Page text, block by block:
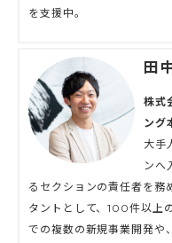
を支援中。
田
株式
ング
大手
ンへ
るセクションの責任者を務
タントとして、100件以上
での複数の新規事業開発や